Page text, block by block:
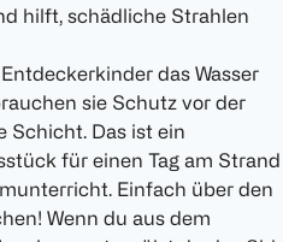
hilft, schädliche Strahlen
das Wasser
sie Schutz vor der
Schicht. Das ist ein
für einen Tag am Strand
Einfach über den
Wenn du aus dem